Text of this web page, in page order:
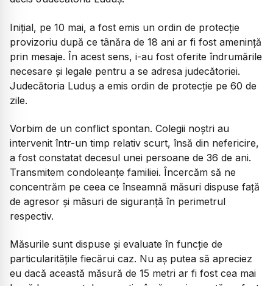
Inițial, pe 10 mai, a fost emis un ordin de protecție
provizoriu după ce tânăra de 18 ani ar fi fost amenință
prin mesaje. În acest sens, i-au fost oferite îndrumările
necesare și legale pentru a se adresa judecătoriei.
Judecătoria Luduș a emis ordin de protecție pe 60 de
zile.
Vorbim de un conflict spontan. Colegii noștri au
intervenit într-un timp relativ scurt, însă din nefericire,
a fost constatat decesul unei persoane de 36 de ani.
Transmitem condoleanțe familiei. Încercăm să ne
concentrăm pe ceea ce înseamnă măsuri dispuse față
de agresor și măsuri de siguranță în perimetrul
respectiv.
Măsurile sunt dispuse și evaluate în funcție de
particularitățile fiecărui caz. Nu aș putea să apreciez
eu dacă această măsură de 15 metri ar fi fost cea mai